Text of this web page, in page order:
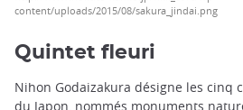
content/uploads/2015/08/sakura_jindai.png
Quintet fleuri
Nihon Godaizakura désigne les cinq
du Japon, nommés monuments